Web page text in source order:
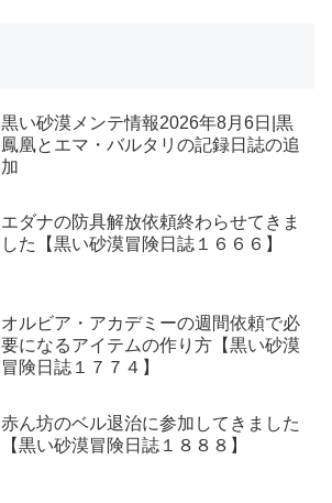
黒い砂漠メンテ情報2026年8月6日|黒
鳳凰とエマ・バルタリの記録日誌の追
加
エダナの防具解放依頼終わらせてきま
した【黒い砂漠冒険日誌１６６６】
オルビア・アカデミーの週間依頼で必
要になるアイテムの作り方【黒い砂漠
冒険日誌１７７４】
赤ん坊のベル退治に参加してきました
【黒い砂漠冒険日誌１８８８】